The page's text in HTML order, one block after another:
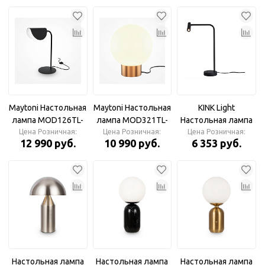
Maytoni Настольная
лампа MOD126TL-
01B Mollis G9х1
28Вт
Цена Розничная:
12 990 руб.
Maytoni Настольная
лампа MOD321TL-
01G3 Basic form
E14х1
Цена Розничная:
10 990 руб.
KINK Light
Настольная лампа
Алери черный
w12*24 h45 Led 3W
Цена Розничная:
6 353 руб.
Настольная лампа
Настольная лампа
Настольная лампа